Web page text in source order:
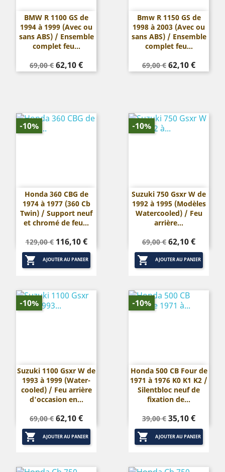
BMW R 1100 GS de
1994 à 1999 (Avec ou
sans ABS) / Ensemble
complet feu...
Prix
de
69,00 € Prix
62,10 €
Bmw R 1150 GS de
1998 à 2003 (Avec ou
sans ABS) / Ensemble
complet feu...
Prix
de
69,00 € Prix
62,10 €
Honda 360 CBG de
1974 à 1977 (360 Cb
Twin) / Support neuf
et chromé de feu...
Prix
de
base
129,00 € Prix
116,10 €
 AJOUTER AU PANIER
-10%
Suzuki 750 Gsxr W de
1992 à 1995 (Modèles
Watercooled) / Feu
arrière...
Prix
de
base
69,00 € Prix
62,10 €
 AJOUTER AU PANIER
-10%
Suzuki 1100 Gsxr W de
1993 à 1999 (Water-
cooled) / Feu arrière
d'occasion en...
Prix
de
base
69,00 € Prix
62,10 €
 AJOUTER AU PANIER
-10%
Honda 500 CB Four de
1971 à 1976 K0 K1 K2 /
Silentbloc neuf de
fixation de...
Prix
de
base
39,00 € Prix
35,10 €
 AJOUTER AU PANIER
-10%